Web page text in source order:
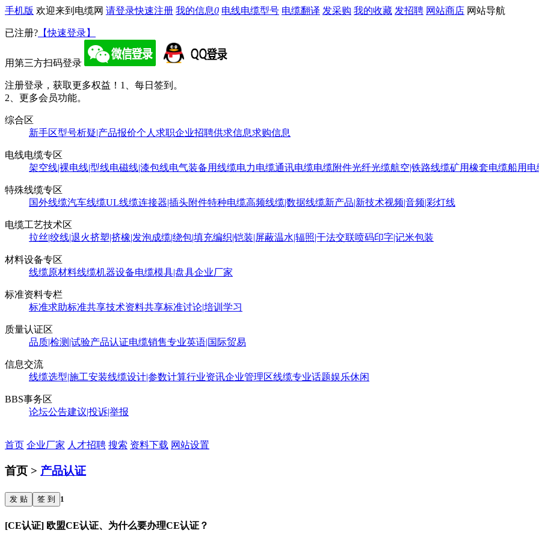
手机版 欢迎来到电缆网 请登录快速注册 我的信息0 电线电缆型号 电缆翻译 发采购 我的收藏 发招聘 网站商店 网站导航
已注册? 【快速登录】
用第三方扫码登录
注册登录，获取更多权益！ 1、每日签到。
2、更多会员功能。
综合区
新手区型号析疑|产品报价个人求职企业招聘供求信息求购信息
电线电缆专区
架空线|裸电线|型线电磁线|漆包线电气装备用线缆电力电缆通讯电缆电缆附件光纤光缆航空|铁路线缆矿用橡套电缆船用电
特殊线缆专区
国外线缆汽车线缆UL线缆连接器|插头附件特种电缆高频线缆|数据线缆新产品|新技术视频|音频|彩灯线
电缆工艺技术区
拉丝|绞线|退火挤塑|挤橡|发泡成缆|绕包|填充编织|铠装|屏蔽温水|辐照|干法交联喷码印字|记米包装
材料设备专区
线缆原材料线缆机器设备电缆模具|盘具企业厂家
标准资料专栏
标准求助标准共享技术资料共享标准讨论|培训学习
质量认证区
品质|检测|试验产品认证电缆销售专业英语|国际贸易
信息交流
线缆选型|施工安装线缆设计|参数计算行业资讯企业管理区线缆专业话题娱乐休闲
BBS事务区
论坛公告建议|投诉|举报
首页 企业厂家 人才招聘 搜索 资料下载 网站设置
首页 > 产品认证
发 贴 签 到 1
[CE认证] 欧盟CE认证、为什么要办理CE认证？